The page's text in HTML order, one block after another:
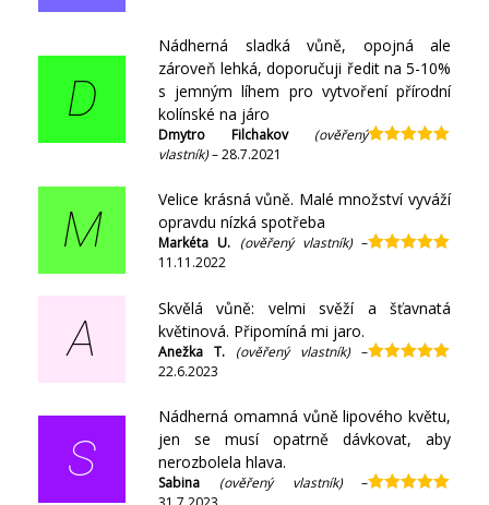
D
Nádherná sladká vůně, opojná ale
zároveň lehká, doporučuji ředit na 5-10%
s jemným líhem pro vytvoření přírodní
kolínské na járo
Dmytro Filchakov (ověřený
vlastník)–28.7.2021
M
Velice krásná vůně. Malé množství vyváží
opravdu nízká spotřeba
Markéta U. (ověřený vlastník) –
11.11.2022
A
Skvělá vůně: velmi svěží a šťavnatá
květinová. Připomíná mi jaro.
Anežka T. (ověřený vlastník) –
22.6.2023
S
Nádherná omamná vůně lipového květu,
jen se musí opatrně dávkovat, aby
nerozbolela hlava.
Sabina (ověřený vlastník)
–